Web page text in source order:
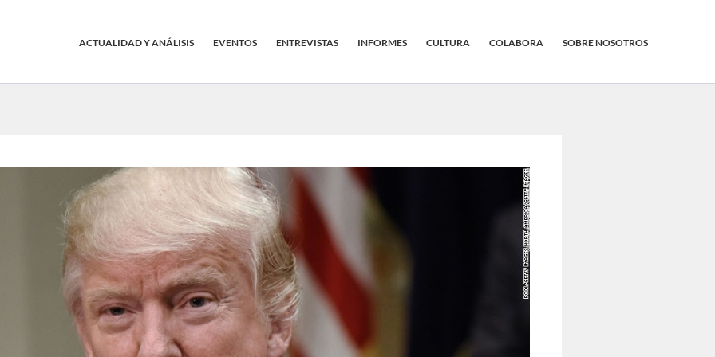
ACTUALIDAD Y ANÁLISIS EVENTOS ENTREVISTAS INFORMES CULTURA COLABORA SOBRE NOSOTROS